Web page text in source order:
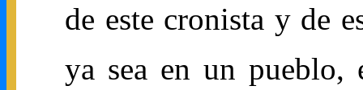
de este cronista y de
ya sea en un pueblo,